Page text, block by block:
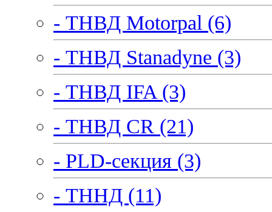
- ТНВД Motorpal (6)
- ТНВД Stanadyne (3)
- ТНВД IFA (3)
- ТНВД CR (21)
- PLD-секция (3)
- ТННД (11)